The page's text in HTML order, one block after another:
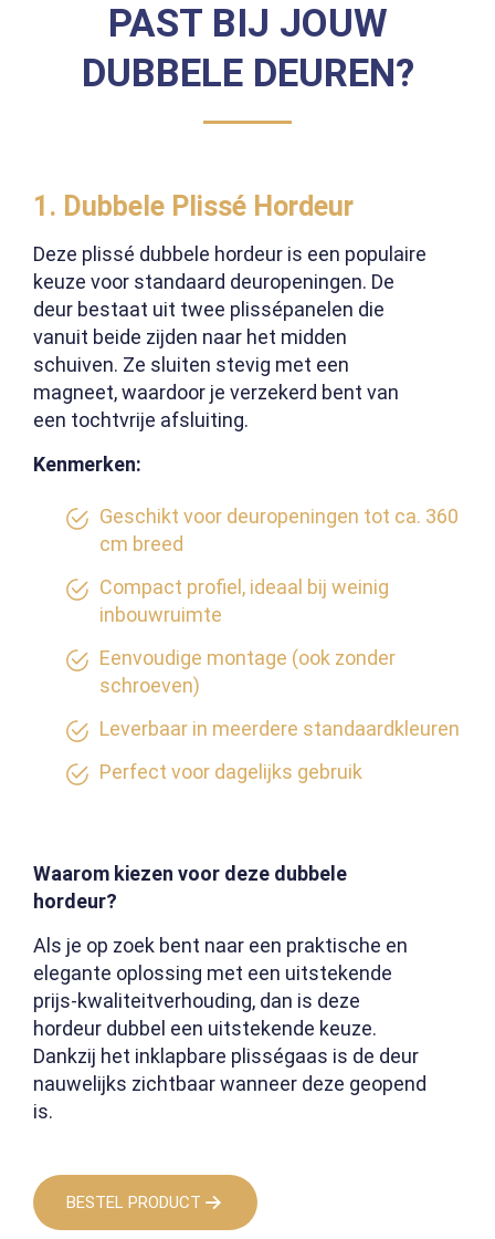
PAST BIJ JOUW
DUBBELE DEUREN?
1. Dubbele Plissé Hordeur
Deze plissé dubbele hordeur is een populaire
keuze voor standaard deuropeningen. De
deur bestaat uit twee plissépanelen die
vanuit beide zijden naar het midden
schuiven. Ze sluiten stevig met een
magneet, waardoor je verzekerd bent van
een tochtvrije afsluiting.
Kenmerken:
Geschikt voor deuropeningen tot ca. 360
cm breed
Compact profiel, ideaal bij weinig
inbouwruimte
Eenvoudige montage (ook zonder
schroeven)
Leverbaar in meerdere standaardkleuren
Perfect voor dagelijks gebruik
Waarom kiezen voor deze dubbele
hordeur?
Als je op zoek bent naar een praktische en
elegante oplossing met een uitstekende
prijs-kwaliteitverhouding, dan is deze
hordeur dubbel een uitstekende keuze.
Dankzij het inklapbare plisségaas is de deur
nauwelijks zichtbaar wanneer deze geopend
is.
BESTEL PRODUCT